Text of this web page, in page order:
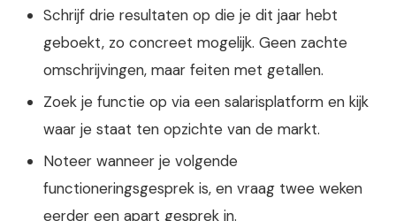
Schrijf drie resultaten op die je dit jaar hebt
geboekt, zo concreet mogelijk. Geen zachte
omschrijvingen, maar feiten met getallen.
Zoek je functie op via een salarisplatform en kijk
waar je staat ten opzichte van de markt.
Noteer wanneer je volgende
functioneringsgesprek is, en vraag twee weken
eerder een apart gesprek in.